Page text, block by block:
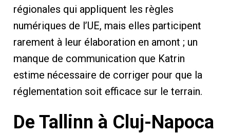
régionales qui appliquent les règles
numériques de l’UE, mais elles participent
rarement à leur élaboration en amont ; un
manque de communication que Katrin
estime nécessaire de corriger pour que la
réglementation soit efficace sur le terrain.
De Tallinn à Cluj-Napoca